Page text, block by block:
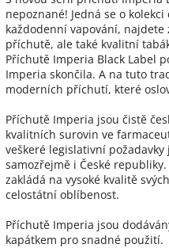
nepoznané! Jedná se o
každodenní vapování, najdete
příchutě, ale také kvalitní
Příchutě Imperia Black Label
Imperia skončila. A na tuto
moderních příchutí, které
Příchutě Imperia jsou čistě
kvalitních surovin ve
veškeré legislativní požadavky
samozřejmě i České
zakládá na vysoké kvalitě
celostátní oblíbenost.
Příchutě Imperia jsou
kapátkem pro snadné použití.